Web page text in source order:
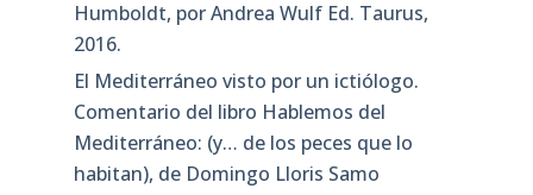
Humboldt, por Andrea Wulf Ed. Taurus,
2016.
El Mediterráneo visto por un ictiólogo.
Comentario del libro Hablemos del
Mediterráneo: (y… de los peces que lo
habitan), de Domingo Lloris Samo